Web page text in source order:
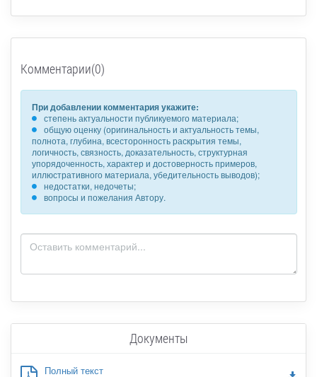
Комментарии(0)
При добавлении комментария укажите:
степень актуальности публикуемого материала;
общую оценку (оригинальность и актуальность темы,
полнота, глубина, всесторонность раскрытия темы,
логичность, связность, доказательность, структурная
упорядоченность, характер и достоверность примеров,
иллюстративного материала, убедительность выводов);
недостатки, недочеты;
вопросы и пожелания Автору.
Документы
Полный текст